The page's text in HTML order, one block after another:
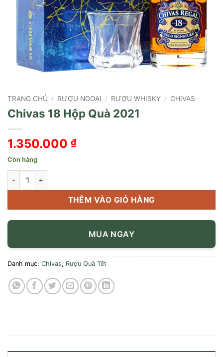
TRANG CHỦ / RƯỢU NGOẠI / RƯỢU WHISKY / CHIVAS
Chivas 18 Hộp Quà 2021
1.350.000 ₫
Còn hàng
Chivas 18 Hộp Quà 2021 số lượng
THÊM VÀO GIỎ HÀNG
MUA NGAY
Danh mục: Chivas, Rượu Quà Tết